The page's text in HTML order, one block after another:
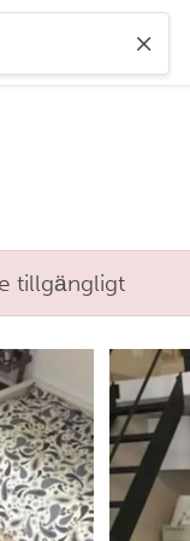
tillgängligt